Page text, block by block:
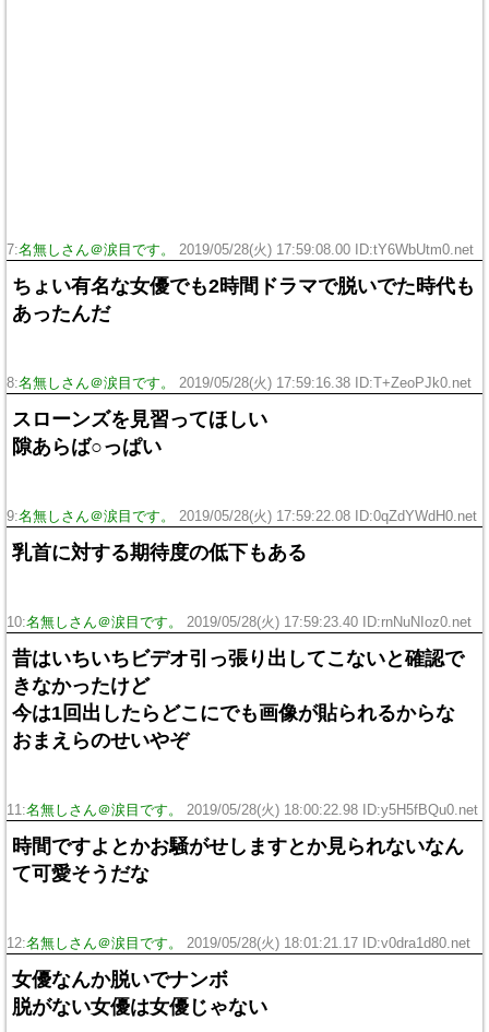
7:名無しさん＠涙目です。 2019/05/28(火) 17:59:08.00 ID:tY6WbUtm0.net
ちょい有名な女優でも2時間ドラマで脱いでた時代も
あったんだ
8:名無しさん＠涙目です。 2019/05/28(火) 17:59:16.38 ID:T+ZeoPJk0.net
スローンズを見習ってほしい
隙あらば○っぱい
9:名無しさん＠涙目です。 2019/05/28(火) 17:59:22.08 ID:0qZdYWdH0.net
乳首に対する期待度の低下もある
10:名無しさん＠涙目です。 2019/05/28(火) 17:59:23.40 ID:rnNuNIoz0.net
昔はいちいちビデオ引っ張り出してこないと確認で
きなかったけど
今は1回出したらどこにでも画像が貼られるからな
おまえらのせいやぞ
11:名無しさん＠涙目です。 2019/05/28(火) 18:00:22.98 ID:y5H5fBQu0.net
時間ですよとかお騒がせしますとか見られないなん
て可愛そうだな
12:名無しさん＠涙目です。 2019/05/28(火) 18:01:21.17 ID:v0dra1d80.net
女優なんか脱いでナンボ
脱がない女優は女優じゃない